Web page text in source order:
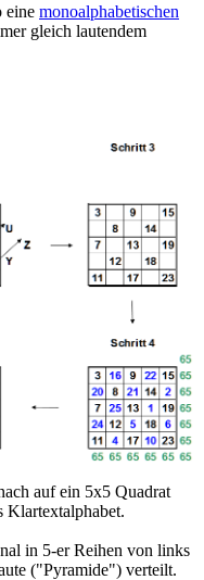
eine monoalphabetischen
gleich lautendem
auf ein 5x5 Quadrat
Klartextalphabet.
in 5-er Reihen von links
("Pyramide") verteilt.